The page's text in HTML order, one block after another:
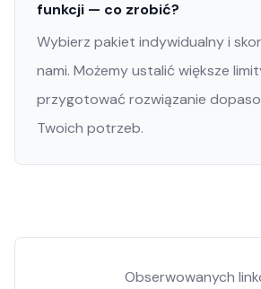
funkcji — co zrobić?
Wybierz pakiet indywidualny i
nami. Możemy ustalić większe
przygotować rozwiązanie
Twoich potrzeb.
Obserwowanych